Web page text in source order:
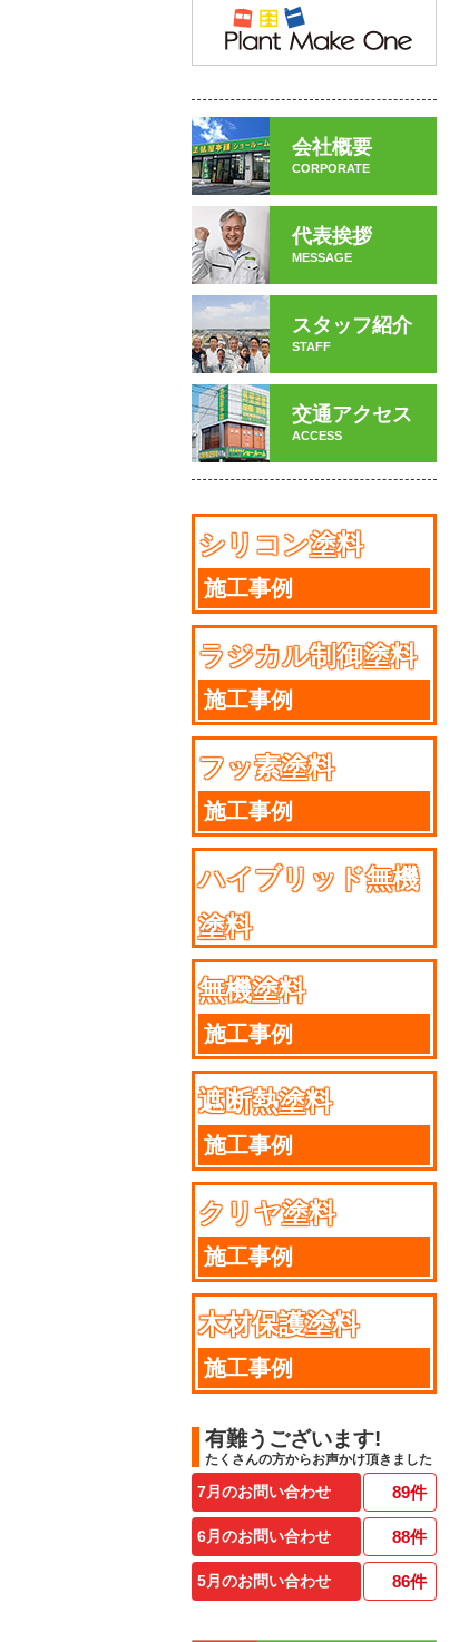
会社概要
CORPORATE
代表挨拶
MESSAGE
スタッフ紹介
STAFF
交通アクセス
ACCESS
シリコン塗料
施工事例
ラジカル制御塗料
施工事例
フッ素塗料
施工事例
ハイブリッド無機
塗料
施工事例
無機塗料
施工事例
遮断熱塗料
施工事例
クリヤ塗料
施工事例
木材保護塗料
施工事例
有難うございます!
たくさんの方からお声かけ頂きました
7月のお問い合わせ 89件
6月のお問い合わせ 88件
5月のお問い合わせ 86件